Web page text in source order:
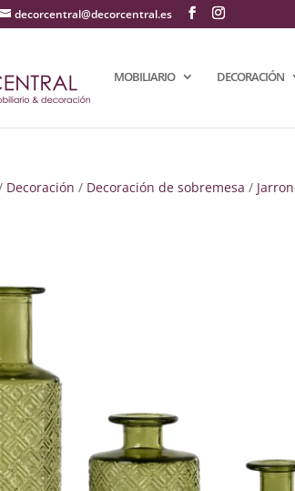
decorcentral@decorcentral.es
MOBILIARIO DECORACIÓN
Decoración / Decoración de sobremesa /